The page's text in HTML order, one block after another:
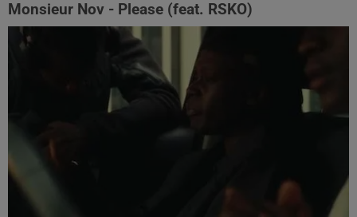
Monsieur Nov‬ - Please (feat. RSKO)